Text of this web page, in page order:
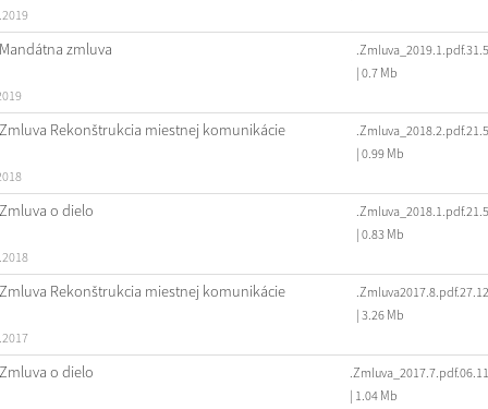
Mandátna zmluva
| 0.7 Mb
Zmluva Rekonštrukcia miestnej komunikácie
| 0.99 Mb
Zmluva o dielo
| 0.83 Mb
Zmluva Rekonštrukcia miestnej komunikácie
| 3.26 Mb
Zmluva o dielo
| 1.04 Mb